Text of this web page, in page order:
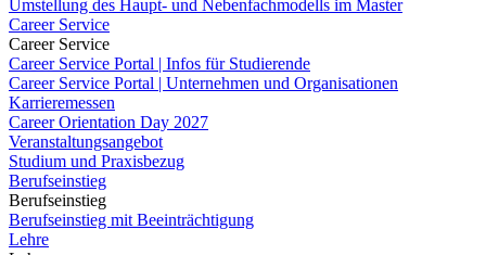
Umstellung des Haupt- und Nebenfachmodells im Master
Career Service
Career Service
Career Service Portal | Infos für Studierende
Career Service Portal | Unternehmen und Organisationen
Karrieremessen
Career Orientation Day 2027
Veranstaltungsangebot
Studium und Praxisbezug
Berufseinstieg
Berufseinstieg
Berufseinstieg mit Beeinträchtigung
Lehre